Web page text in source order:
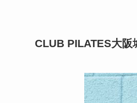
CLUB PILATES大